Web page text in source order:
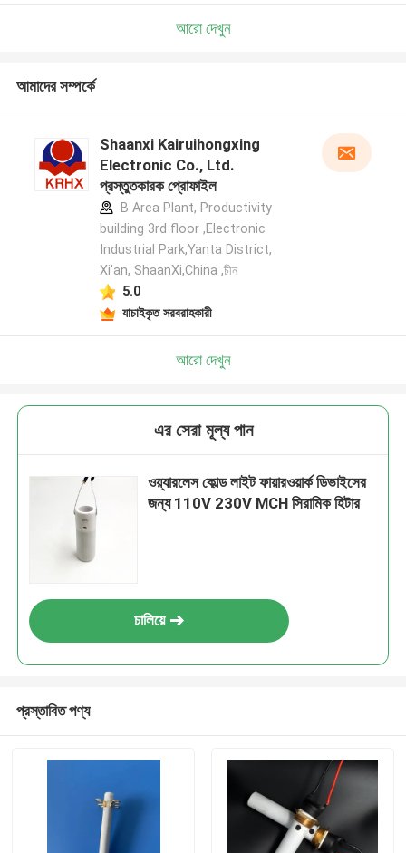
আরো দেখুন
আমাদের সম্পর্কে
Shaanxi Kairuihongxing
Electronic Co., Ltd.
প্রস্তুতকারক প্রোফাইল
B Area Plant, Productivity
building 3rd floor ,Electronic
Industrial Park,Yanta District,
Xi'an, ShaanXi,China ,চীন
5.0
যাচাইকৃত সরবরাহকারী
আরো দেখুন
এর সেরা মূল্য পান
ওয়্যারলেস কোল্ড লাইট ফায়ারওয়ার্ক ডিভাইসের
জন্য 110V 230V MCH সিরামিক হিটার
চালিয়ে
প্রস্তাবিত পণ্য